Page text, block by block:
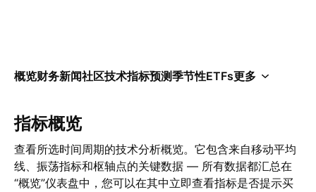
概览财务新闻社区技术指标预测季节性ETFs更多
指标概览
查看所选时间周期的技术分析概览。它包含来自移动平均
线、振荡指标和枢轴点的关键数据 — 所有数据都汇总在
“概览”仪表盘中，您可以在其中立即查看指标是否提示买